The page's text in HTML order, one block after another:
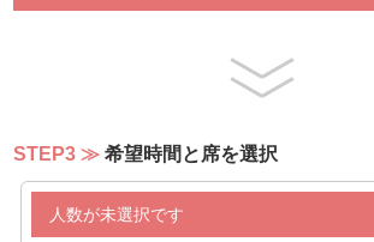
STEP3 希望時間と席を選択
人数が未選択です